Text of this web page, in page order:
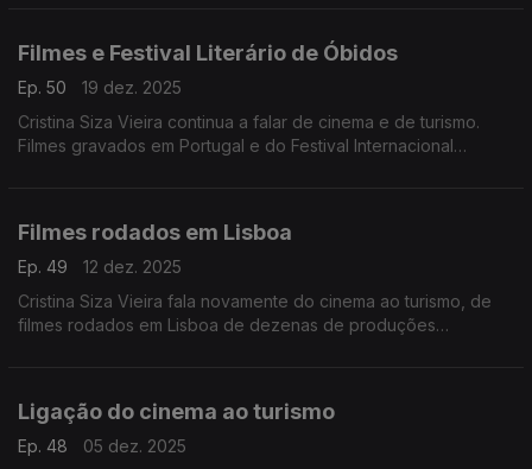
Filmes e Festival Literário de Óbidos
Ep. 50
19 dez. 2025
Cristina Siza Vieira continua a falar de cinema e de turismo.
Filmes gravados em Portugal e do Festival Internacional
Filmes rodados em Lisboa
Ep. 49
12 dez. 2025
Cristina Siza Vieira fala novamente do cinema ao turismo, de
filmes rodados em Lisboa de dezenas de produções
Ligação do cinema ao turismo
Ep. 48
05 dez. 2025